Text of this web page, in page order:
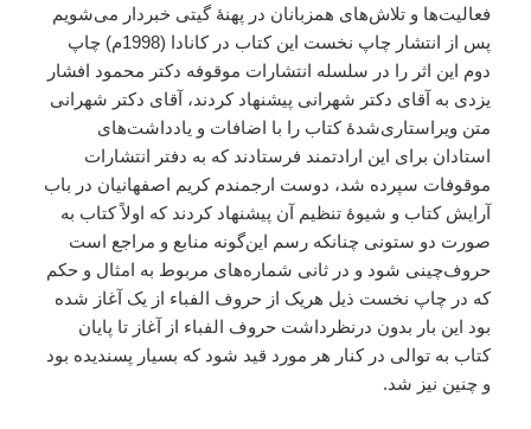
فعالیت‌ها و تلاش‌های همزبانان در پهنۀ گیتی خبردار می‌شویم
پس از انتشار چاپ نخست این کتاب در کانادا (1998م) چاپ
دوم این اثر را در سلسله انتشارات موقوفه دکتر محمود افشار
یزدی به آقای دکتر شهرانی پیشنهاد کردند، آقای دکتر شهرانی
متن ویراستاری‌شدهٔ کتاب را با اضافات و یادداشت‌های
استادان برای این ارادتمند فرستادند که به دفتر انتشارات
موقوفات سپرده شد، دوست ارجمندم کریم اصفهانیان در باب
آرایش کتاب و شیوۀ تنظیم آن پیشنهاد کردند که اولاً کتاب به
صورت دو ستونی چنانکه رسم این‌گونه منابع و مراجع است
حروف‌چینی شود و در ثانی شماره‌های مربوط به امثال و حکم
که در چاپ نخست ذیل هریک از حروف الفباء از یک آغاز شده
بود این بار بدون درنظرداشت حروف الفباء از آغاز تا پایان
کتاب به توالی در کنار هر مورد قید شود که بسیار پسندیده بود
و چنین نیز شد.